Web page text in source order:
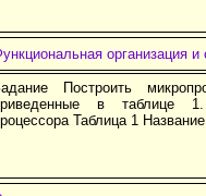
организация
Построить
в таблице
Таблица 1